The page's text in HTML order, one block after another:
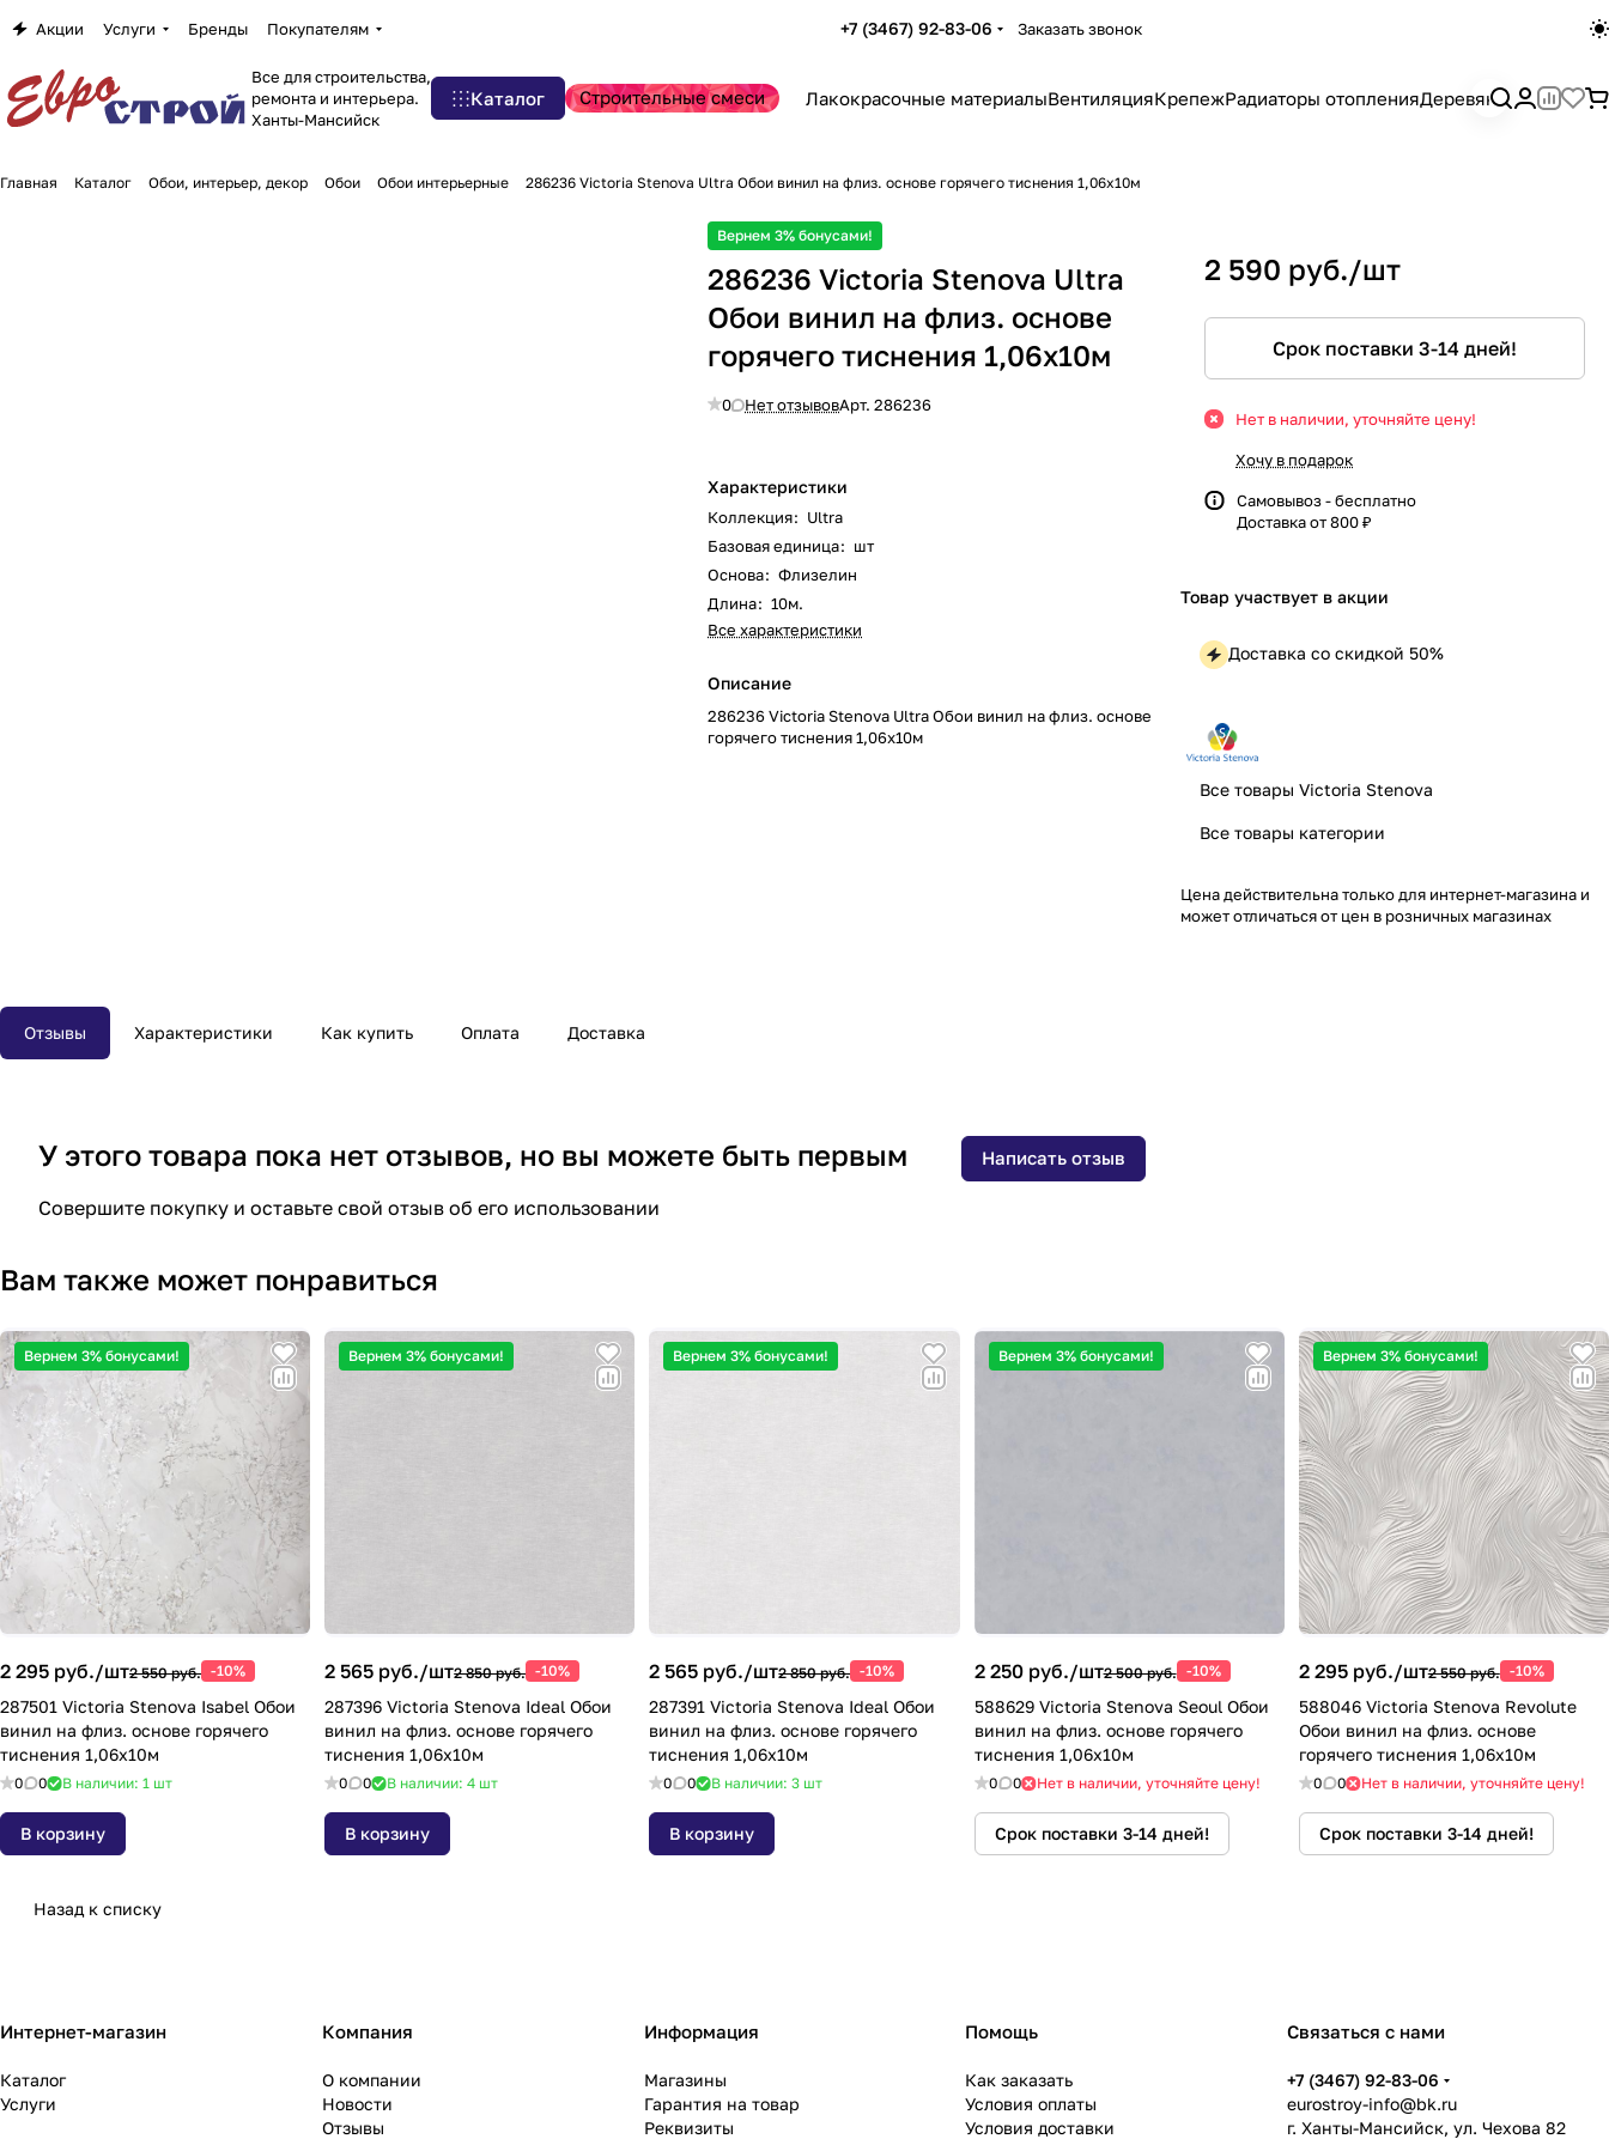
Акции Услуги Бренды Покупателям +7 (3467) 92-83-06 Заказать звонок
Все для строительства,
ремонта и интерьера.
Ханты-Мансийск
Каталог Строительные смеси Лакокрасочные материалыВентиляцияКрепежРадиаторы отопленияДеревянный
Главная Каталог Обои, интерьер, декор Обои Обои интерьерные 286236 Victoria Stenova Ultra Обои винил на флиз. основе горячего тиснения 1,06х10м
Вернем 3% бонусами!
286236 Victoria Stenova Ultra
Обои винил на флиз. основе
горячего тиснения 1,06х10м
0 Нет отзывовАрт.286236
Характеристики
Коллекция: Ultra
Базовая единица: шт
Основа: Флизелин
Длина: 10м.
Все характеристики
Описание
286236 Victoria Stenova Ultra Обои винил на флиз. основе
горячего тиснения 1,06х10м
2 590 руб./шт
Срок поставки 3-14 дней!
Нет в наличии, уточняйте цену!
Хочу в подарок
Самовывоз - бесплатно
Доставка от 800 ₽
Товар участвует в акции
Доставка со скидкой 50%
Все товары Victoria Stenova
Все товары категории
Цена действительна только для интернет-магазина и
может отличаться от цен в розничных магазинах
Отзывы Характеристики Как купить Оплата Доставка
У этого товара пока нет отзывов, но вы можете быть первым
Совершите покупку и оставьте свой отзыв об его использовании
Написать отзыв
Вам также может понравиться
Вернем 3% бонусами!
2 295 руб./шт2 550 руб. -10%
287501 Victoria Stenova Isabel Обои
винил на флиз. основе горячего
тиснения 1,06х10м
0 0 В наличии: 1 шт
В корзину
Вернем 3% бонусами!
2 565 руб./шт2 850 руб. -10%
287396 Victoria Stenova Ideal Обои
винил на флиз. основе горячего
тиснения 1,06х10м
0 0 В наличии: 4 шт
В корзину
Вернем 3% бонусами!
2 565 руб./шт2 850 руб. -10%
287391 Victoria Stenova Ideal Обои
винил на флиз. основе горячего
тиснения 1,06х10м
0 0 В наличии: 3 шт
В корзину
Вернем 3% бонусами!
2 250 руб./шт2 500 руб. -10%
588629 Victoria Stenova Seoul Обои
винил на флиз. основе горячего
тиснения 1,06х10м
0 0 Нет в наличии, уточняйте цену!
Срок поставки 3-14 дней!
Вернем 3% бонусами!
2 295 руб./шт2 550 руб. -10%
588046 Victoria Stenova Revolute
Обои винил на флиз. основе
горячего тиснения 1,06х10м
0 0 Нет в наличии, уточняйте цену!
Срок поставки 3-14 дней!
Назад к списку
Интернет-магазин
Каталог
Услуги
Компания
О компании
Новости
Отзывы
Информация
Магазины
Гарантия на товар
Реквизиты
Помощь
Как заказать
Условия оплаты
Условия доставки
Связаться с нами
+7 (3467) 92-83-06
eurostroy-info@bk.ru
г. Ханты-Мансийск, ул. Чехова 82